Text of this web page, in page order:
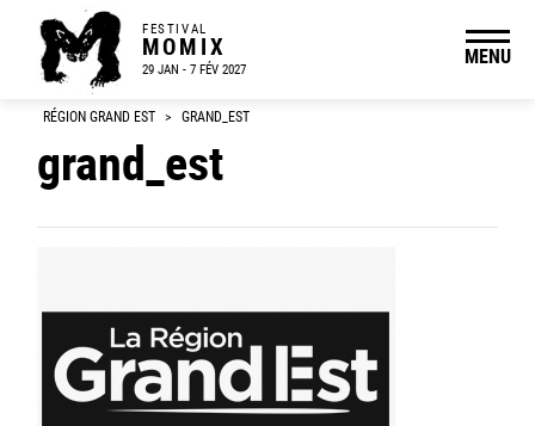
FESTIVAL
MOMIX
29 JAN - 7 FÉV 2027
MENU
RÉGION GRAND EST > GRAND_EST
grand_est